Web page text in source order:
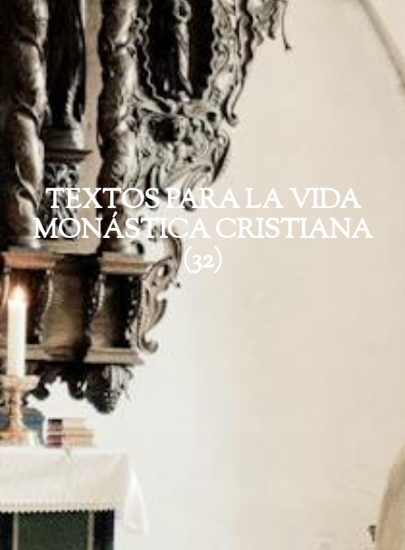
TEXTOS PARA LA VIDA
MONÁSTICA CRISTIANA
(32)